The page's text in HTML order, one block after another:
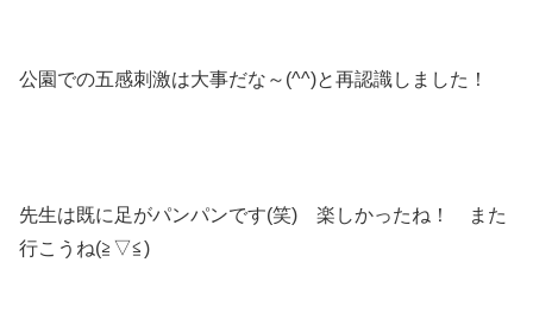
公園での五感刺激は大事だな～(^^)と再認識しました！
先生は既に足がパンパンです(笑) 楽しかったね！ また
行こうね(≧▽≦)